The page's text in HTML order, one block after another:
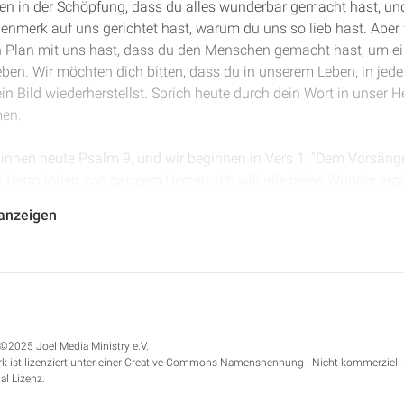
in der Schöpfung, dass du alles wunderbar gemacht hast,
auf uns gerichtet hast, warum du uns so lieb hast.
Plan mit uns hast, dass du den Menschen gemacht hast, um
Wir möchten dich bitten, dass du in unserem Leben, in
Bild wiederherstellst. Sprich heute durch dein Wort in unser
heute Psalm 9, und wir beginnen in Vers 1: "Dem
gemacht hat, dass du anderen Menschen von dem erzählen
große Freude an dem Thema des Gerichtes, und sie
viel hören. Aber David war anderer Meinung. David
dass ich mich freuen kann. Das bedeutet, dass ich das
Joel Media Ministry e.V.
ist lizenziert unter einer Creative Commons Namensnennung - Nicht kommerziell
Lizenz.